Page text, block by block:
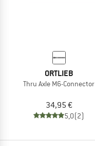
ORTLIEB
Thru Axle M6-Connector
34,95 €
5,0(2)